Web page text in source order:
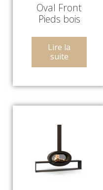
Oval Front
Pieds bois
Lire la
suite